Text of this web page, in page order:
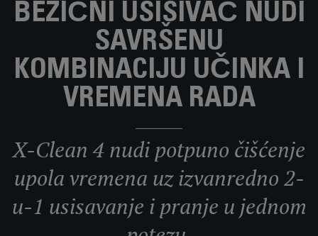
BEŽIČNI USISIVAČ NUDI
SAVRŠENU
KOMBINACIJU UČINKA I
VREMENA RADA
X-Clean 4 nudi potpuno čišćenje
upola vremena uz izvanredno 2-
u-1 usisavanje i pranje u jednom